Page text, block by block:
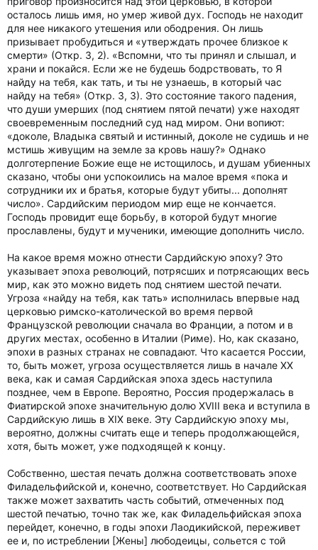
осталось лишь имя, но умер живой дух. Господь не находит
для нее никакого утешения или ободрения. Он лишь
призывает пробудиться и «утверждать прочее близкое к
смерти» (Откр. 3, 2). «Вспомни, что ты принял и слышал, и
храни и покайся. Если же не будешь бодрствовать, то Я
найду на тебя, как тать, и ты не узнаешь, в который час
найду на тебя» (Откр. 3, 3). Это состояние такого падения,
что души умерших (под снятием пятой печати) уже находят
своевременным последний суд над миром. Они вопиют:
«доколе, Владыка святый и истинный, доколе не судишь и не
мстишь живущим на земле за кровь нашу?» Однако
долготерпение Божие еще не истощилось, и душам убиенных
сказано, чтобы они успокоились на малое время «пока и
сотрудники их и братья, которые будут убиты... дополнят
число». Сардийским периодом мир еще не кончается.
Господь провидит еще борьбу, в которой будут многие
прославлены, будут и мученики, имеющие дополнить число.
На какое время можно отнести Сардийскую эпоху? Это
указывает эпоха революций, потрясших и потрясающих весь
мир, как это можно видеть под снятием шестой печати.
Угроза «найду на тебя, как тать» исполнилась впервые над
церковью римско-католической во время первой
Французской революции сначала во Франции, а потом и в
других местах, особенно в Италии (Риме). Но, как сказано,
эпохи в разных странах не совпадают. Что касается России,
то, быть может, угроза осуществляется лишь в начале XX
века, как и самая Сардийская эпоха здесь наступила
позднее, чем в Европе. Вероятно, Россия продержалась в
Фиатирской эпохе значительную долю XVIII века и вступила в
Сардийскую лишь в XIX веке. Эту Сардийскую эпоху мы,
вероятно, должны считать еще и теперь продолжающейся,
хотя, быть может, уже подходящей к концу.
Собственно, шестая печать должна соответствовать эпохе
Филадельфийской и, конечно, соответствует. Но Сардийская
также может захватить часть событий, отмеченных под
шестой печатью, точно так же, как Филадельфийская эпоха
перейдет, конечно, в годы эпохи Лаодикийской, переживет
ее и, по истреблении [Жены] любодеицы, сольется с той